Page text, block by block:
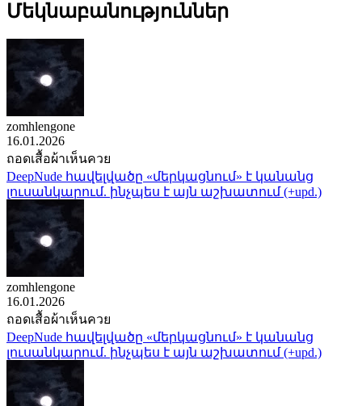
Մեկնաբանություններ
zomhlengone
16.01.2026
ถอดเสื้อผ้าเห็นควย
DeepNude հավելվածը «մերկացնում» է կանանց
լուսանկարում. ինչպես է այն աշխատում (+upd.)
zomhlengone
16.01.2026
ถอดเสื้อผ้าเห็นควย
DeepNude հավելվածը «մերկացնում» է կանանց
լուսանկարում. ինչպես է այն աշխատում (+upd.)